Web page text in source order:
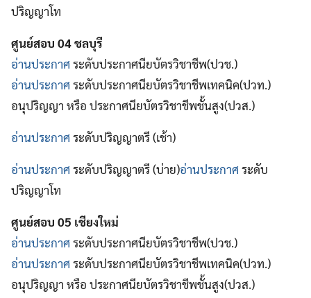
ปริญญาโท
ศูนย์สอบ 04 ชลบุรี
อ่านประกาศ ระดับประกาศนียบัตรวิชาชีพ(ปวช.)
อ่านประกาศ ระดับประกาศนียบัตรวิชาชีพเทคนิค(ปวท.)
อนุปริญญา หรือ ประกาศนียบัตรวิชาชีพชั้นสูง(ปวส.)
อ่านประกาศ ระดับปริญญาตรี (เช้า)
อ่านประกาศ ระดับปริญญาตรี (บ่าย)อ่านประกาศ ระดับ
ปริญญาโท
ศูนย์สอบ 05 เชียงใหม่
อ่านประกาศ ระดับประกาศนียบัตรวิชาชีพ(ปวช.)
อ่านประกาศ ระดับประกาศนียบัตรวิชาชีพเทคนิค(ปวท.)
อนุปริญญา หรือ ประกาศนียบัตรวิชาชีพชั้นสูง(ปวส.)